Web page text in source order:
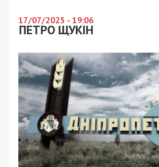
17/07/2025 - 19:06
ПЕТРО ЩУКІН